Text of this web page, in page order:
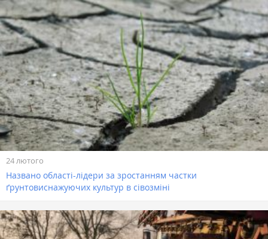
24 лютого
Названо області-лідери за зростанням частки
ґрунтовиснажуючих культур в сівозміні